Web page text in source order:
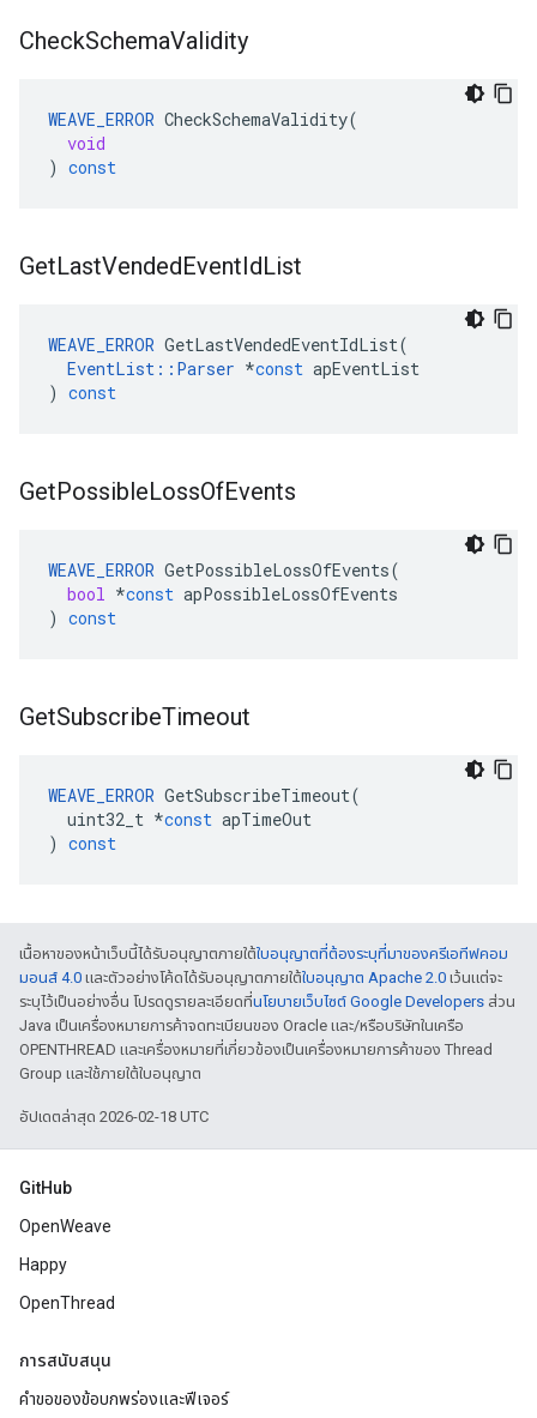
CheckSchemaValidity
WEAVE_ERROR CheckSchemaValidity(
void
) const
GetLastVendedEventIdList
WEAVE_ERROR GetLastVendedEventIdList(
EventList :: Parser *const apEventList
) const
GetPossibleLossOfEvents
WEAVE_ERROR GetPossibleLossOfEvents(
bool *const apPossibleLossOfEvents
) const
GetSubscribeTimeout
WEAVE_ERROR GetSubscribeTimeout(
uint32_t *const apTimeOut
) const
เนื้อหาของหน้าเว็บนี้ได้รับอนุญาตภายใต้ใบอนุญาตที่ต้องระบุที่มาของครีเอทีฟคอม
มอนส์ 4.0 และตัวอย่างโค้ดได้รับอนุญาตภายใต้ใบอนุญาต Apache 2.0 เว้นแต่จะ
ระบุไว้เป็นอย่างอื่น โปรดดูรายละเอียดที่นโยบายเว็บไซต์ Google Developers ส่วน
Java เป็นเครื่องหมายการค้าจดทะเบียนของ Oracle และ/หรือบริษัทในเครือ
OPENTHREAD และเครื่องหมายที่เกี่ยวข้องเป็นเครื่องหมายการค้าของ Thread
Group และใช้ภายใต้ใบอนุญาต
อัปเดตล่าสุด 2026-02-18 UTC
GitHub
OpenWeave
Happy
OpenThread
การสนับสนุน
คำขอของข้อบกพร่องและฟีเจอร์